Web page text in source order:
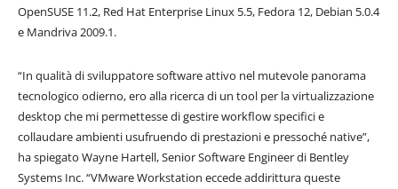
OpenSUSE 11.2, Red Hat Enterprise Linux 5.5, Fedora 12, Debian 5.0.4
e Mandriva 2009.1.
“In qualità di sviluppatore software attivo nel mutevole panorama
tecnologico odierno, ero alla ricerca di un tool per la virtualizzazione
desktop che mi permettesse di gestire workflow specifici e
collaudare ambienti usufruendo di prestazioni e pressoché native”,
ha spiegato Wayne Hartell, Senior Software Engineer di Bentley
Systems Inc. “VMware Workstation eccede addirittura queste